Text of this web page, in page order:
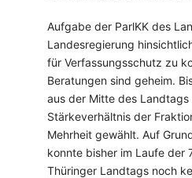
Aufgabe der ParlKK des
Landesregierung
für Verfassungsschutz zu
Beratungen sind geheim.
aus der Mitte des
Stärkeverhältnis der
Mehrheit gewählt. Auf
konnte bisher im Laufe der
Thüringer Landtags noch